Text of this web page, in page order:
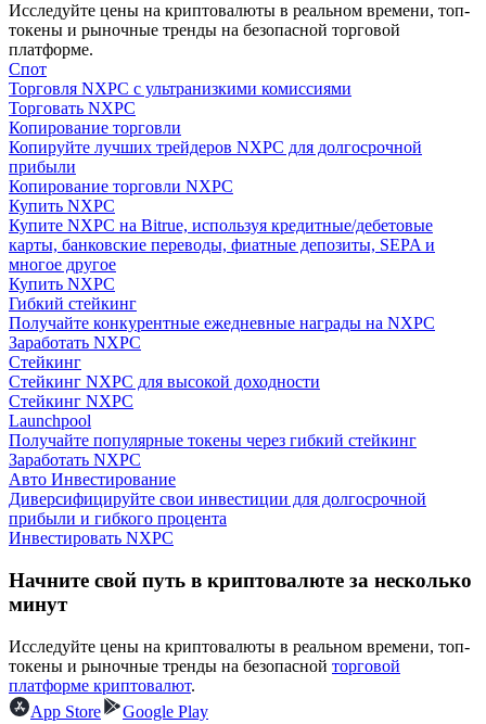
Информация
Анализ больших данных, включая торговую информацию
и т. д.
Гид
Руководство для начинающих по фьючерсам
Торговые стратегии
Исследуйте цены на криптовалюты в реальном времени, топ-
токены и рыночные тренды на безопасной торговой
платформе.
Спот
Торговля NXPC с ультранизкими комиссиями
Торговать NXPC
Копирование торговли
Копируйте лучших трейдеров NXPC для долгосрочной
прибыли
Копирование торговли NXPC
Купить NXPC
Купите NXPC на Bitrue, используя кредитные/дебетовые
карты, банковские переводы, фиатные депозиты, SEPA и
многое другое
Купить NXPC
Гибкий стейкинг
Получайте конкурентные ежедневные награды на NXPC
Заработать NXPC
Стейкинг
Стейкинг NXPC для высокой доходности
Стейкинг NXPC
Launchpool
Получайте популярные токены через гибкий стейкинг
Заработать NXPC
Авто Инвестирование
Диверсифицируйте свои инвестиции для долгосрочной
прибыли и гибкого процента
Инвестировать NXPC
Начните свой путь в криптовалюте за несколько
минут
Исследуйте цены на криптовалюты в реальном времени, топ-
токены и рыночные тренды на безопасной торговой
платформе криптовалют.
App Store
Google Play